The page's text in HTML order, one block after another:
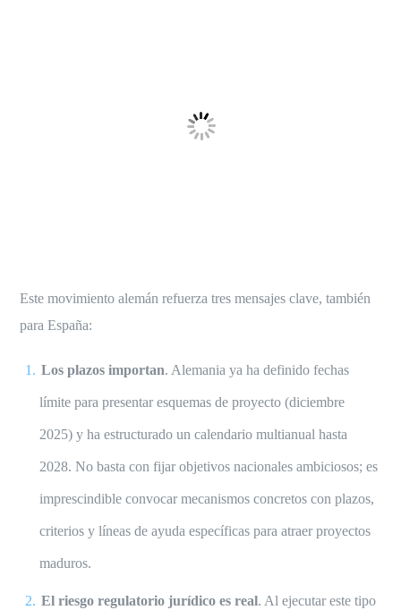
Este movimiento alemán refuerza tres mensajes clave, también
para España:
Los plazos importan. Alemania ya ha definido fechas
límite para presentar esquemas de proyecto (diciembre
2025) y ha estructurado un calendario multianual hasta
2028. No basta con fijar objetivos nacionales ambiciosos; es
imprescindible convocar mecanismos concretos con plazos,
criterios y líneas de ayuda específicas para atraer proyectos
maduros.
El riesgo regulatorio jurídico es real. Al ejecutar este tipo